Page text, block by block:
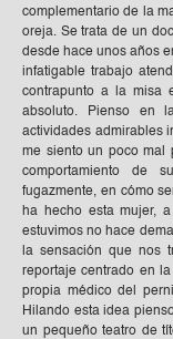
complementario de la
oreja. Se trata de un
desde hace unos años
infatigable trabajo
contrapunto a la misa
absoluto. Pienso en
actividades admirables
me siento un poco mal
comportamiento de
fugazmente, en cómo
ha hecho esta mujer,
estuvimos no hace
la sensación que nos
reportaje centrado en
propia médico del
Hilando esta idea
un pequeño teatro de